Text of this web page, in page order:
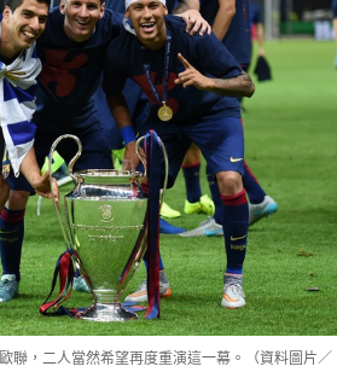
聯，二人當然希望再度重演這一幕。（資料圖片／